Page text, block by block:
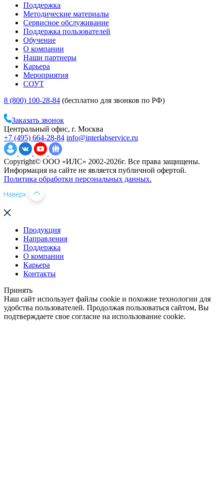
Поддержка
Методические материалы
Сервисное обслуживание
Поддержка пользователей
Обучение
О компании
Наши партнеры
Карьера
Мероприятия
СОУТ
8 (800) 100-28-84 (бесплатно для звонков по РФ)
Заказать звонок
Центральный офис, г. Москва
+7 (495) 664-28-84 info@interlabservice.ru
Copyright© ООО «ИЛС» 2002-2026г. Все права защищены.
Информация на сайте не является публичной офертой.
Политика обработки персональных данных.
Продукция
Направления
Поддержка
О компании
Карьера
Контакты
Принять
Наш сайт использует файлы cookie и похожие технологии для
удобства пользователей. Продолжая пользоваться сайтом, Вы
подтверждаете свое согласие на использование cookie.